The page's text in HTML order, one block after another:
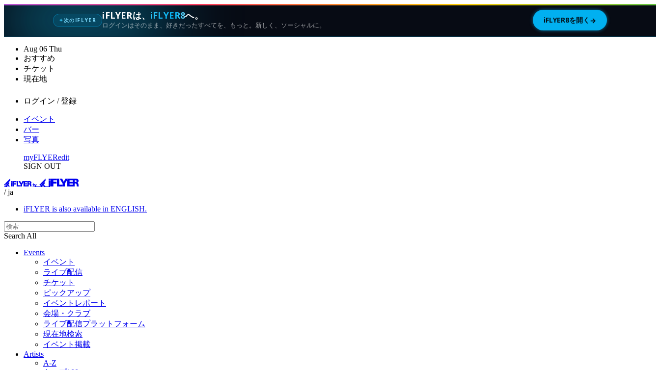
✦次のIFLYER iFLYERは、 iFLYER8へ。
ログインはそのまま、好きだったすべてを、もっと。新しく、ソーシャルに。
iFLYER8を開く →
Aug 06 Thu
おすすめ
チケット
現在地
ログイン / 登録
イベント
バー
写真
myFLYERedit
SIGN OUT
/ ja
iFLYER is also available in ENGLISH.
Search All
Events
イベント
ライブ配信
チケット
ピックアップ
イベントレポート
会場・クラブ
ライブ配信プラットフォーム
現在地検索
イベント掲載
Artists
A-Z